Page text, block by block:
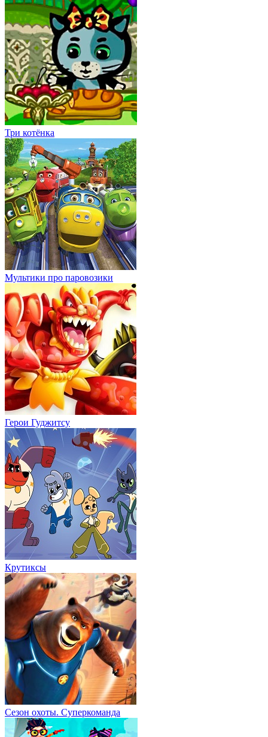
Три котёнка
Мультики про паровозики
Герои Гуджитсу
Крутиксы
Сезон охоты. Суперкоманда